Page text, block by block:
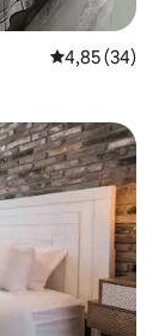
Évaluation
4,85 (34)